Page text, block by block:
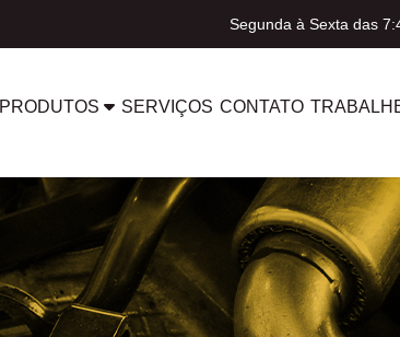
Segunda à Sexta das
PRODUTOS SERVIÇOS CONTATO